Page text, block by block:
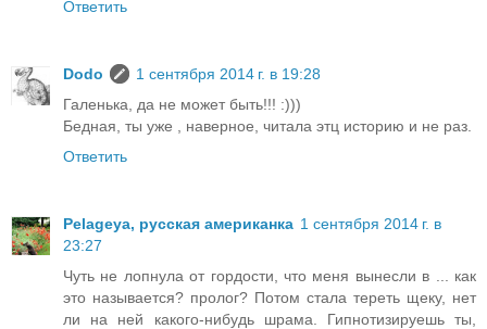
Ответить
Dodo
1 сентября 2014 г. в 19:28
Галенька, да не может быть!!! :)))
Бедная, ты уже , наверное, читала этц историю и не раз.
Ответить
Pelageya, русская американка 1 сентября 2014 г. в
23:27
Чуть не лопнула от гордости, что меня вынесли в ... как
это называется? пролог? Потом стала тереть щеку, нет
ли на ней какого-нибудь шрама. Гипнотизируешь ты,